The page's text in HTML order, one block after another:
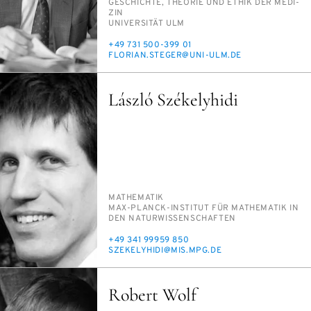
GE­SCHICH­TE, THEO­RIE UND ETHIK DER ME­DI­
ZIN
INSTITUTION
UNI­VER­SI­TÄT ULM
TELEFON
+49 731 500-399 01
E-
FLO­RI­AN.STE­GER@UNI-ULM.DE
László Székelyhidi
PERSON_RESEARCH_SUBJECT
MA­THE­MA­TIK
INSTITUTION
MAX-PLANCK-IN­STI­TUT FÜR MA­THE­MA­TIK IN
DEN NA­TUR­WIS­SEN­SCHAF­TEN
TELEFON
+49 341 99959 850
E-
SZE­KE­LYH­IDI@MIS.MPG.DE
Robert Wolf